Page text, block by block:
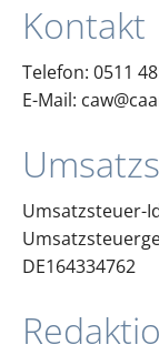
Kontakt
Telefon: 0511
E-Mail:
Umsatzsteuer-
DE164334762